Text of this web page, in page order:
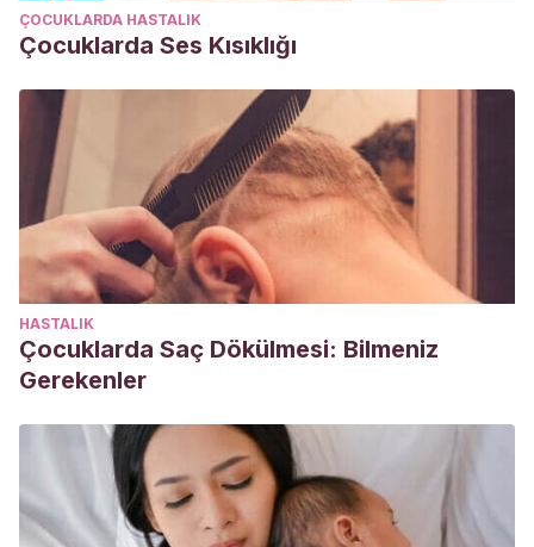
ÇOCUKLARDA HASTALIK
Çocuklarda Ses Kısıklığı
HASTALIK
Çocuklarda Saç Dökülmesi: Bilmeniz
Gerekenler